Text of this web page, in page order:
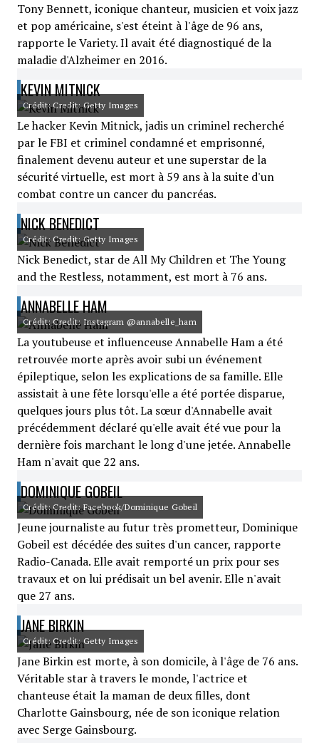
Tony Bennett, iconique chanteur, musicien et voix jazz
et pop américaine, s'est éteint à l'âge de 96 ans,
rapporte le Variety. Il avait été diagnostiqué de la
maladie d'Alzheimer en 2016.
KEVIN MITNICK
Crédit: Credit: Getty Images
Le hacker Kevin Mitnick, jadis un criminel recherché
par le FBI et criminel condamné et emprisonné,
finalement devenu auteur et une superstar de la
sécurité virtuelle, est mort à 59 ans à la suite d'un
combat contre un cancer du pancréas.
NICK BENEDICT
Crédit: Credit: Getty Images
Nick Benedict, star de All My Children et The Young
and the Restless, notamment, est mort à 76 ans.
ANNABELLE HAM
Crédit: Credit: Instagram @annabelle_ham
La youtubeuse et influenceuse Annabelle Ham a été
retrouvée morte après avoir subi un événement
épileptique, selon les explications de sa famille. Elle
assistait à une fête lorsqu'elle a été portée disparue,
quelques jours plus tôt. La sœur d'Annabelle avait
précédemment déclaré qu'elle avait été vue pour la
dernière fois marchant le long d'une jetée. Annabelle
Ham n'avait que 22 ans.
DOMINIQUE GOBEIL
Crédit: Credit: Facebook/Dominique Gobeil
Jeune journaliste au futur très prometteur, Dominique
Gobeil est décédée des suites d'un cancer, rapporte
Radio-Canada. Elle avait remporté un prix pour ses
travaux et on lui prédisait un bel avenir. Elle n'avait
que 27 ans.
JANE BIRKIN
Crédit: Credit: Getty Images
Jane Birkin est morte, à son domicile, à l'âge de 76 ans.
Véritable star à travers le monde, l'actrice et
chanteuse était la maman de deux filles, dont
Charlotte Gainsbourg, née de son iconique relation
avec Serge Gainsbourg.